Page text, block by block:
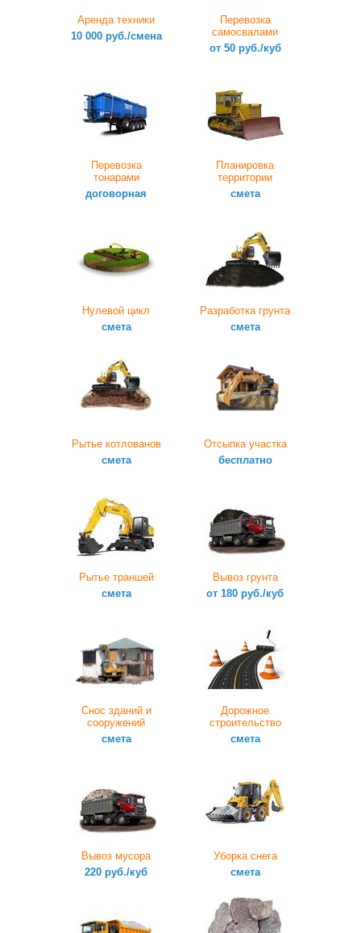
Аренда техники
10 000 руб./смена
Перевозка
самосвалами
от 50 руб./куб
Перевозка
тонарами
договорная
Планировка
территории
смета
Нулевой цикл
смета
Разработка грунта
смета
Рытье котлованов
смета
Отсыпка участка
бесплатно
Рытье траншей
смета
Вывоз грунта
от 180 руб./куб
Снос зданий и
сооружений
смета
Дорожное
строительство
смета
Вывоз мусора
220 руб./куб
Уборка снега
смета